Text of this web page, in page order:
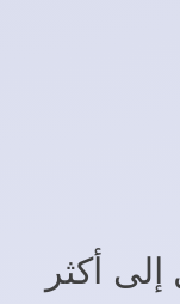
أكثر